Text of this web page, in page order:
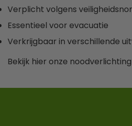
Verplicht volgens
Essentieel voor evacuatie
Verkrijgbaar in verschillende
Bekijk hier onze